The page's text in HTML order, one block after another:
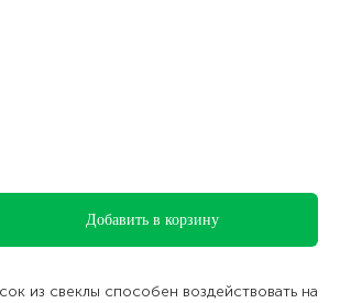
Добавить в корзину
из свеклы способен воздействовать на